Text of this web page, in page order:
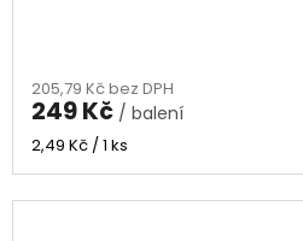
205,79 Kč bez DPH
249 Kč / balení
Měrná
2,49 Kč / 1 ks